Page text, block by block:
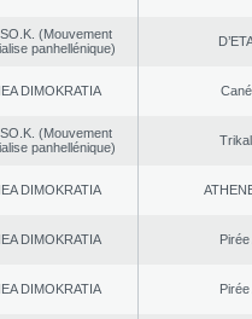
(Mouvement
panhellénique)
DΙMOKRATIA
(Mouvement
panhellénique)
DΙMOKRATIA
DΙMOKRATIA Pirée
DΙMOKRATIA Pirée